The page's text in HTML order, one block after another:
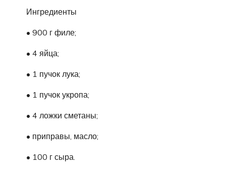
Ингредиенты
• 900 г филе;
• 4 яйца;
• 1 пучок лука;
• 1 пучок укропа;
• 4 ложки сметаны;
• приправы, масло;
• 100 г сыра.